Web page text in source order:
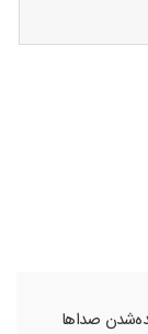
صداها